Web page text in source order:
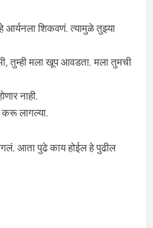
आर्यनला शिकवणं. त्यामुळे तुझ्या
तुम्ही मला खूप आवडता. मला तुमची
नाही.
लागल्या.
आता पुढे काय होईल हे पुढील